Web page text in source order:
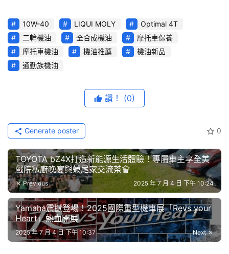
玩
C
A
R
綜
口
中
古
車
行
百
大
中
【全新摩托車機油系列導入：提供經濟的德製選擇】
LIQUI MOLY 在摩托車機油產品線中，針對各式騎乘
與摩托車款。如： 連續十年為 Moto2/Moto3 頂級賽事官
方指定使用的「Street Race 系列」全合成競技型機油、以
街道運動取向的「Street 系列」合成科技街道型機油、採
用 MFC 摩擦分子控制技術與特殊鎢系添加劑配方的
「Molygen Scooter 魔護速克達系列」全合成機油。
本次發表的 Optimal 全能型系列，則是為廣泛騎乘環境所
開發的機油產品。在擁有可靠的潤滑、最佳的保護性與德國
原裝進口的穩定高品質下，以相對實惠的價格，提供愛車一
個經濟且不屈就的最佳選擇方案。
【通勤最佳解！各種騎乘環境「全能」輕鬆勝任】
10W-40 LIQUI MOLY
Optimal 4T
二輪機油
全合成機油
摩托車保養
摩托車機油
機油推薦
機油新品
通勤族機油
讚！ (0)
0
Generate poster
TOYOTA bZ4X打造新能源生活體驗！專屬車主享全美
戲院私廚晚宴與蜷尾家交流茶會
Previous 2025 年 7 月 4 日 下午 10:24
Yamaha震撼登場！2025國際重型機車展「Revs your
Heart」熱血開展
Next
2025 年 7 月 4 日 下午 10:37